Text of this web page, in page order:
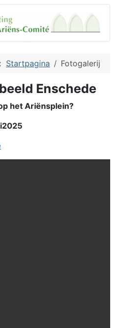
Startpagina Fotogalerij
Enschede
het Ariënsplein?